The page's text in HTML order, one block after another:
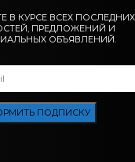
В КУРСЕ ВСЕХ ПОСЛЕДНИХ
ПРЕДЛОЖЕНИЙ И
ОБЪЯВЛЕНИЙ.
ПОДПИСКУ